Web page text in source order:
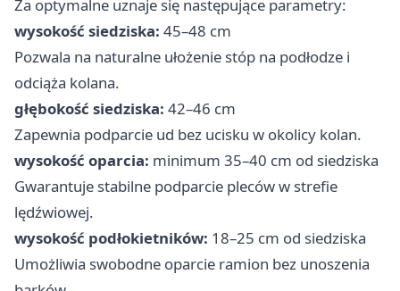
Za optymalne uznaje się następujące parametry:
wysokość siedziska: 45–48 cm
Pozwala na naturalne ułożenie stóp na podłodze i
odciąża kolana.
głębokość siedziska: 42–46 cm
Zapewnia podparcie ud bez ucisku w okolicy kolan.
wysokość oparcia: minimum 35–40 cm od siedziska
Gwarantuje stabilne podparcie pleców w strefie
lędźwiowej.
wysokość podłokietników: 18–25 cm od siedziska
Umożliwia swobodne oparcie ramion bez unoszenia